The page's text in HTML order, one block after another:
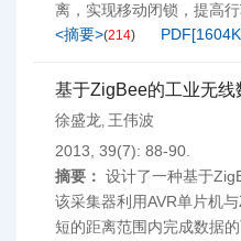
离，实现移动闭锁，提高行
<摘要>(214) PDF[
基于ZigBee的工业无线
徐盛龙, 王伟波
2013, 39(7): 88-90.
摘要： 设计了一种基于
该采集器利用AVR单片机
短的距离范围内完成数据